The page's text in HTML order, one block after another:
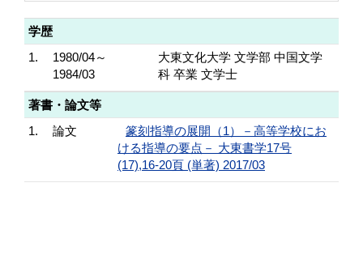
学歴
1.
1980/04～
1984/03
大東文化大学 文学部 中国文学
科 卒業 文学士
著書・論文等
1.
論文
篆刻指導の展開（1）－高等学校にお
ける指導の要点－ 大東書学17号
(17),16-20頁 (単著) 2017/03